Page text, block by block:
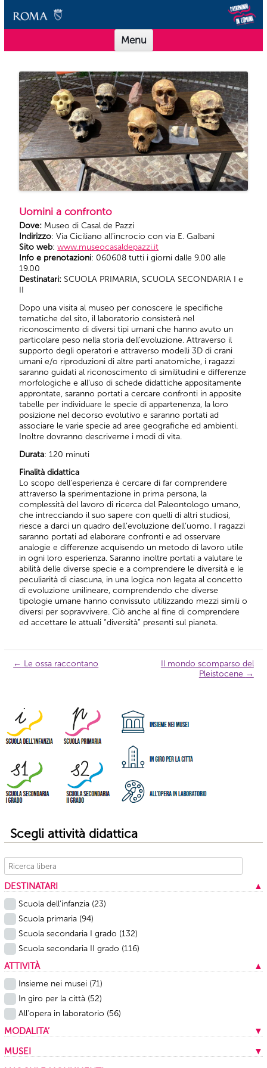
Scuole Musei in Comune Roma
Offerta didattica per le scuole dei Musei in Comune Roma
Menu
Vai al contenuto
Uomini a confronto
Dove: Museo di Casal de Pazzi
Indirizzo: Via Ciciliano all’incrocio con via E. Galbani
Sito web:www.museocasaldepazzi.it
Info e prenotazioni: 060608 tutti i giorni dalle 9.00 alle
19.00
Destinatari:SCUOLA PRIMARIA, SCUOLA SECONDARIA I e
II
Dopo una visita al museo per conoscere le specifiche
tematiche del sito, il laboratorio consisterà nel
riconoscimento di diversi tipi umani che hanno avuto un
particolare peso nella storia dell’evoluzione. Attraverso il
supporto degli operatori e attraverso modelli 3D di crani
umani e/o riproduzioni di altre parti anatomiche, i ragazzi
saranno guidati al riconoscimento di similitudini e differenze
morfologiche e all’uso di schede didattiche appositamente
approntate, saranno portati a cercare confronti in apposite
tabelle per individuare le specie di appartenenza, la loro
posizione nel decorso evolutivo e saranno portati ad
associare le varie specie ad aree geografiche ed ambienti.
Inoltre dovranno descriverne i modi di vita.
Durata: 120 minuti
Finalità didattica
Lo scopo dell’esperienza è cercare di far comprendere
attraverso la sperimentazione in prima persona, la
complessità del lavoro di ricerca del Paleontologo umano,
che intrecciando il suo sapere con quelli di altri studiosi,
riesce a darci un quadro dell’evoluzione dell’uomo. I ragazzi
saranno portati ad elaborare confronti e ad osservare
analogie e differenze acquisendo un metodo di lavoro utile
in ogni loro esperienza. Saranno inoltre portati a valutare le
abilità delle diverse specie e a comprendere le diversità e le
peculiarità di ciascuna, in una logica non legata al concetto
di evoluzione unilineare, comprendendo che diverse
tipologie umane hanno convissuto utilizzando mezzi simili o
diversi per sopravvivere. Ciò anche al fine di comprendere
ed accettare le attuali “diversità” presenti sul pianeta.
Navigazione
← Le ossa raccontano
Il mondo scomparso del
Pleistocene →
Scegli attività didattica
DESTINATARI ▲
Scuola dell’infanzia (23)
Scuola primaria (94)
Scuola secondaria I grado (132)
Scuola secondaria II grado (116)
ATTIVITÀ ▲
Insieme nei musei (71)
In giro per la città (52)
All'opera in laboratorio (56)
MODALITA’ ▼
In presenza
MUSEI ▼